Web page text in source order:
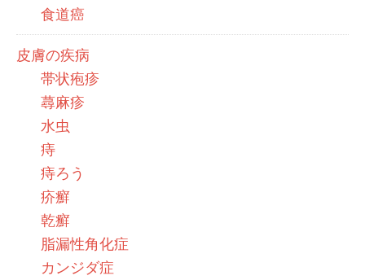
食道癌
皮膚の疾病
帯状疱疹
蕁麻疹
水虫
痔
痔ろう
疥癬
乾癬
脂漏性角化症
カンジダ症